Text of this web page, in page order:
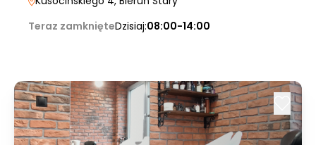
Teraz zamknięteDzisiaj:08:00-14:00